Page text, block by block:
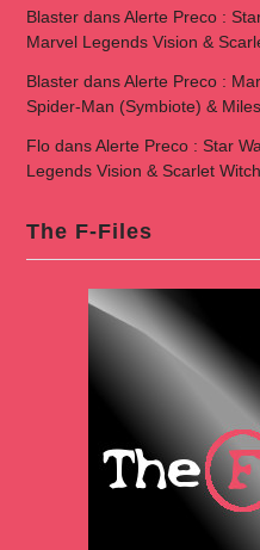
BlasterdansAlerte Preco :
Marvel Legends Vision &
BlasterdansAlerte Preco :
Spider-Man (Symbiote) &
FlodansAlerte Preco : Star
Legends Vision & Scarlet
The F-Files